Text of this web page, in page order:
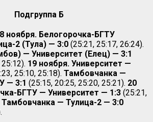
Подгруппа Б
ноября. Белогорочка-БГТУ
2 (Тула) — 3:0 (25:21, 25:17, 26:24).
— Университет (Елец) — 3:1
19 ноября. Университет —
25:10, 25:18). Тамбовчанка —
— 3:1 (25:15, 20:25, 25:20, 25:21). 20
БГТУ — Университет — 1:3 (25:21,
Тамбовчанка — Тулица-2 — 3:0